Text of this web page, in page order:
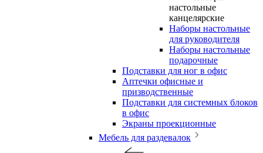
настольные
канцелярские
Наборы настольные
для руководителя
Наборы настольные
подарочные
Подставки для ног в офис
Аптечки офисные и
призводственные
Подставки для системных блоков
в офис
Экраны проекционные
Мебель для раздевалок